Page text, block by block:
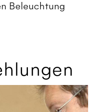
Beleuchtung